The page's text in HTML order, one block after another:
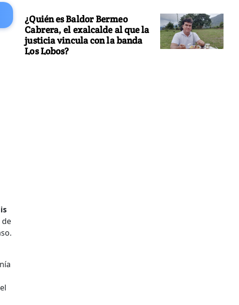
de
¿Quién es Baldor Bermeo
Cabrera, el exalcalde al que la
justicia vincula con la banda
Los Lobos?